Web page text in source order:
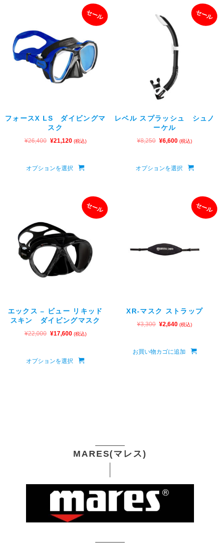
セール
フォースX LS ダイビングマ
スク
¥26,400 ¥21,120 (税込)
オプションを選択
セール
レベル スプラッシュ シュノ
ーケル
¥8,250 ¥6,600 (税込)
オプションを選択
セール
エックス – ビュー リキッド
スキン ダイビングマスク
¥22,000 ¥17,600 (税込)
オプションを選択
セール
XR-マスク ストラップ
¥3,300 ¥2,640 (税込)
お買い物カゴに追加
MARES(マレス)